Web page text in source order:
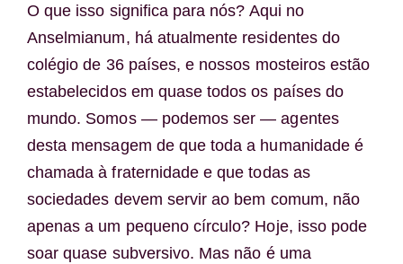
O que isso significa para nós? Aqui no
Anselmianum, há atualmente residentes do
colégio de 36 países, e nossos mosteiros estão
estabelecidos em quase todos os países do
mundo. Somos — podemos ser — agentes
desta mensagem de que toda a humanidade é
chamada à fraternidade e que todas as
sociedades devem servir ao bem comum, não
apenas a um pequeno círculo? Hoje, isso pode
soar quase subversivo. Mas não é uma